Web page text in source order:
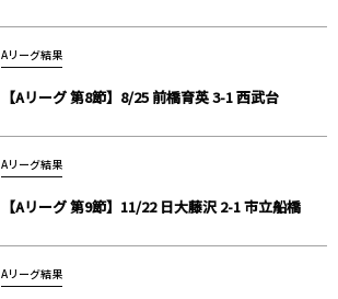
Aリーグ結果
【Aリーグ 第8節】8/25 前橋育英 3-1 西武台
Aリーグ結果
【Aリーグ 第9節】11/22 日大藤沢 2-1 市立船橋
Aリーグ結果